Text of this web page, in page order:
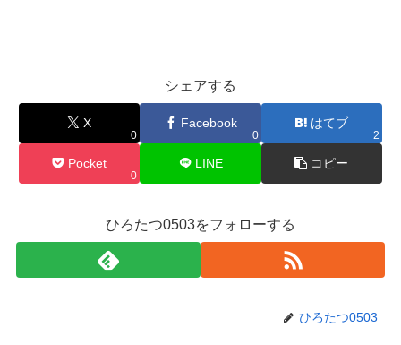
シェアする
X
0
Facebook
0
はてブ
2
Pocket
0
LINE コピー
ひろたつ0503をフォローする
ひろたつ0503